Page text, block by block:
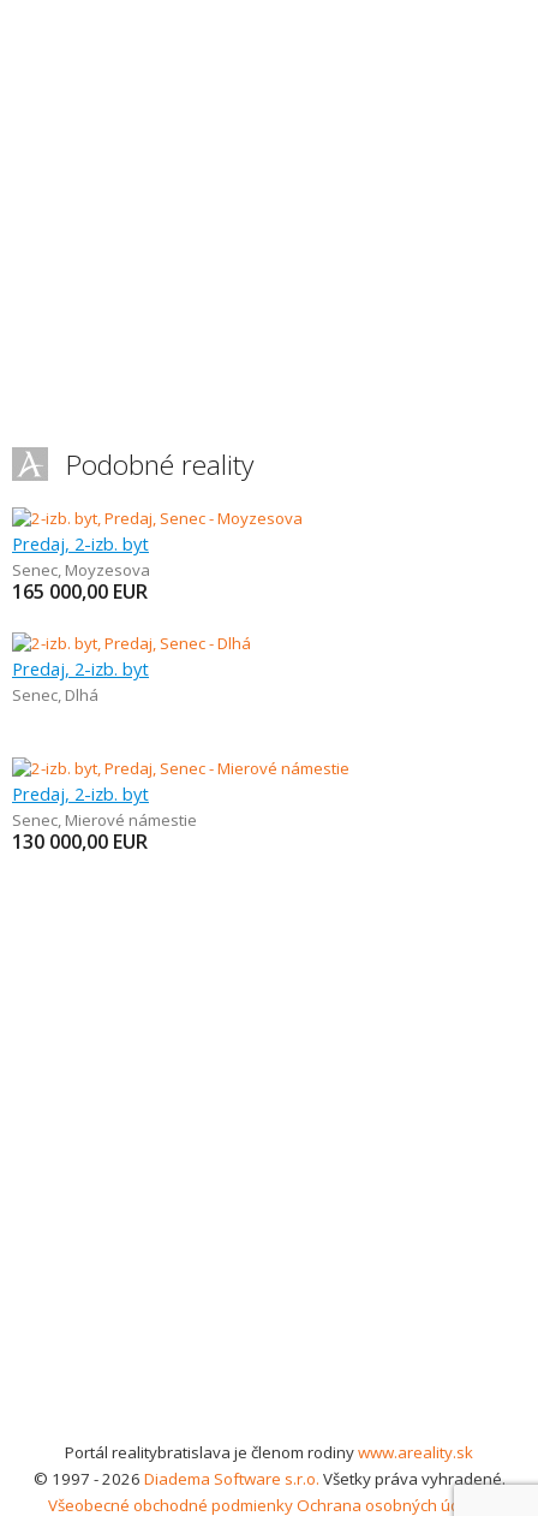
Podobné reality
Predaj, 2-izb. byt
Senec, Moyzesova
165 000,00 EUR
Predaj, 2-izb. byt
Senec, Dlhá
Predaj, 2-izb. byt
Senec, Mierové námestie
130 000,00 EUR
Portál realitybratislava je členom rodinywww.areality.sk
© 1997 - 2026 Diadema Software s.r.o. Všetky práva vyhradené.
Všeobecné obchodné podmienkyOchrana osobných údajov